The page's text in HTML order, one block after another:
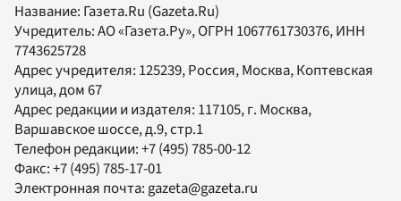
Название: Газета.Ru (Gazeta.Ru)
Учредитель:АО «Газета.Ру», ОГРН 1067761730376, ИНН
7743625728
Адрес учредителя: 125239, Россия, Москва, Коптевская
улица, дом 67
Адрес редакции и издателя: 117105, г. Москва,
Варшавское шоссе, д.9, стр.1
Телефон редакции:+7 (495) 785-00-12
Факс:+7 (495) 785-17-01
Электронная почта:gazeta@gazeta.ru